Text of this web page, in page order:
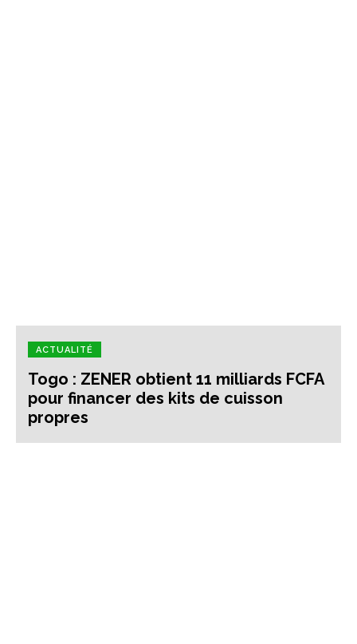
ACTUALITÉ
Togo : ZENER obtient 11 milliards FCFA
pour financer des kits de cuisson
propres